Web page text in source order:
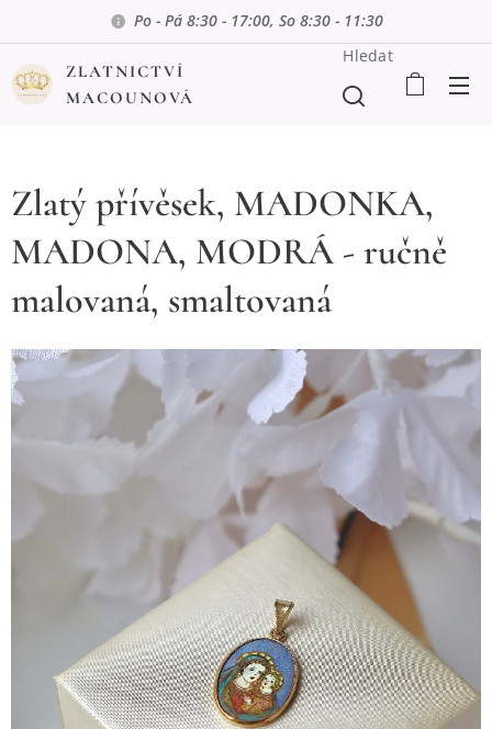
Po - Pá 8:30 - 17:00, So 8:30 - 11:30
ZLATNICTVÍ
MACOUNOVÁ
Hledat
Zlatý přívěsek, MADONKA,
MADONA, MODRÁ - ručně
malovaná, smaltovaná